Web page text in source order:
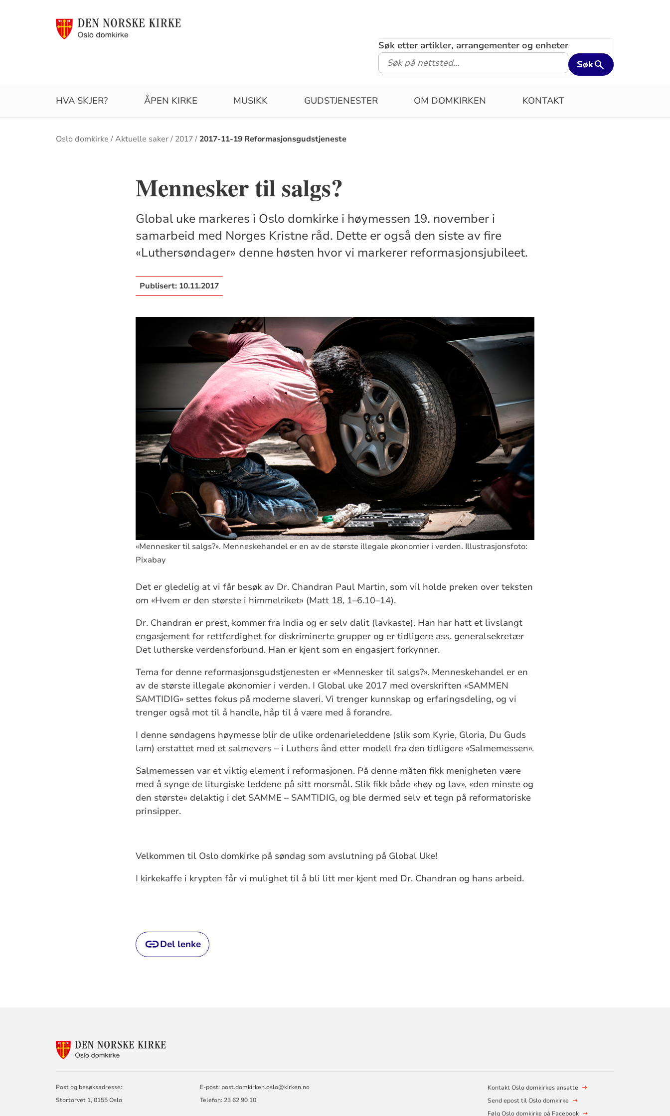
Søk etter artikler, arrangementer og enheter
Søk
HVA SKJER? ÅPEN KIRKE MUSIKK GUDSTJENESTER OM DOMKIRKEN KONTAKT
Brødsmulesti
Oslo domkirke Aktuelle saker 2017 2017-11-19 Reformasjonsgudstjeneste
Mennesker til salgs?
Global uke markeres i Oslo domkirke i høymessen 19. november i
samarbeid med Norges Kristne råd. Dette er også den siste av fire
«Luthersøndager» denne høsten hvor vi markerer reformasjonsjubileet.
Publisert: 10.11.2017
«Mennesker til salgs?». Menneskehandel er en av de største illegale økonomier i verden. Illustrasjonsfoto:
Pixabay
Det er gledelig at vi får besøk av Dr. Chandran Paul Martin, som vil holde preken over teksten
om «Hvem er den største i himmelriket» (Matt 18, 1–6.10–14).
Dr. Chandran er prest, kommer fra India og er selv dalit (lavkaste). Han har hatt et livslangt
engasjement for rettferdighet for diskriminerte grupper og er tidligere ass. generalsekretær
Det lutherske verdensforbund. Han er kjent som en engasjert forkynner.
Tema for denne reformasjonsgudstjenesten er «Mennesker til salgs?». Menneskehandel er en
av de største illegale økonomier i verden. I Global uke 2017 med overskriften «SAMMEN
SAMTIDIG» settes fokus på moderne slaveri. Vi trenger kunnskap og erfaringsdeling, og vi
trenger også mot til å handle, håp til å være med å forandre.
I denne søndagens høymesse blir de ulike ordenarieleddene (slik som Kyrie, Gloria, Du Guds
lam) erstattet med et salmevers – i Luthers ånd etter modell fra den tidligere «Salmemessen».
Salmemessen var et viktig element i reformasjonen. På denne måten fikk menigheten være
med å synge de liturgiske leddene på sitt morsmål. Slik fikk både «høy og lav», «den minste og
den største» delaktig i det SAMME – SAMTIDIG, og ble dermed selv et tegn på reformatoriske
prinsipper.
Velkommen til Oslo domkirke på søndag som avslutning på Global Uke!
I kirkekaffe i krypten får vi mulighet til å bli litt mer kjent med Dr. Chandran og hans arbeid.
Del lenke
KONTAKTINFORMASJON
Post og besøksadresse:
Stortorvet 1, 0155 Oslo
E-post: post.domkirken.oslo@kirken.no
Telefon: 23 62 90 10
Kontakt Oslo domkirkes ansatte
Send epost til Oslo domkirke
Følg Oslo domkirke på Facebook